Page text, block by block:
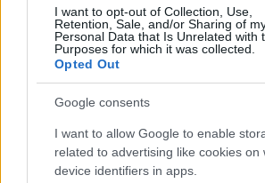
I want to opt-out of Collection, Use,
Retention, Sale, and/or Sharing of
Personal Data that Is Unrelated with
Purposes for which it was collected.
Opted Out
Google consents
I want to allow Google to enable
related to advertising like cookies on
device identifiers in apps.
PÉNTEKEN INDUL A HÉTTORONY
AZ EMBERSÉG ÜNNEPE